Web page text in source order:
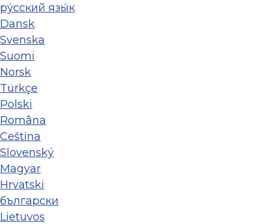
ру́сский язы́к
Dansk
Svenska
Suomi
Norsk
Türkçe
Polski
Româna
Ceština
Slovenský
Magyar
Hrvatski
български
Lietuvos